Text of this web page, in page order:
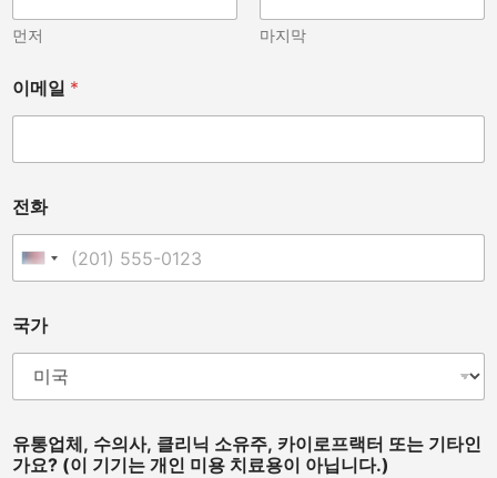
요
?
아
닙
니
.
먼저 마지막
이메일 *
전화
United States +1
국가
유통업체, 수의사, 클리닉 소유주, 카이로프랙터 또는 기타인
가요? (이 기기는 개인 미용 치료용이 아닙니다.)